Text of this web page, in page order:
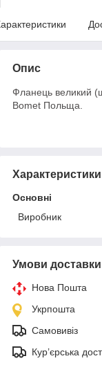
Опис
Фланець великий
Bomet Польща.
Характеристики
Основні
Виробник
Умови доставки
Нова Пошта
Укрпошта
Самовивіз
Кур’єрська